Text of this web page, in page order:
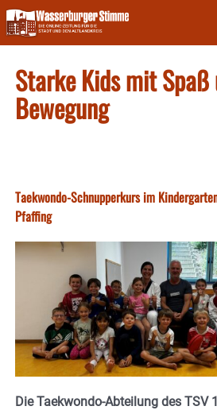
Skip
to
content
Starke Kids mit Spaß
Bewegung
Taekwondo-Schnupperkurs im
Pfaffing
Die Taekwondo-Abteilung des TSV